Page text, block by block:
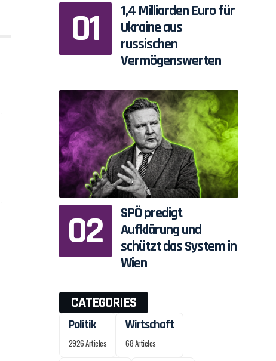
1,4 Milliarden Euro für
Ukraine aus
russischen
Vermögenswerten
SPÖ predigt
Aufklärung und
schützt das System in
Wien
CATEGORIES
Politik
2926 Articles
Wirtschaft
68 Articles